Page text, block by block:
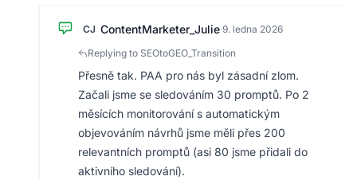
CJ ContentMarketer_Julie·9. ledna 2026
Replying to SEOtoGEO_Transition
Přesně tak. PAA pro nás byl zásadní zlom.
Začali jsme se sledováním 30 promptů. Po 2
měsících monitorování s automatickým
objevováním návrhů jsme měli přes 200
relevantních promptů (asi 80 jsme přidali do
aktivního sledování).